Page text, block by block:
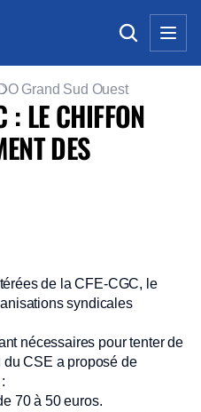
DO Grand Sud Ouest
: LE CHIFFON
DES
fenêtre)
(nouvelle fenêtre)
(nouvelle fenêtre)
de la CFE-CGC, le
syndicales
nécessaires pour tenter de
du CSE a proposé de
70 à 50 euros.